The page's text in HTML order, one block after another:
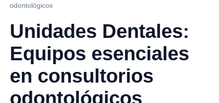
odontológicos
Unidades Dentales:
Equipos esenciales
en consultorios
odontológicos